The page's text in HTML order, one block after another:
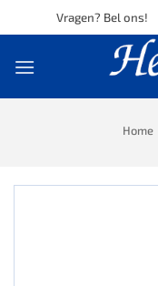
to
Vragen? Bel ons!
Home